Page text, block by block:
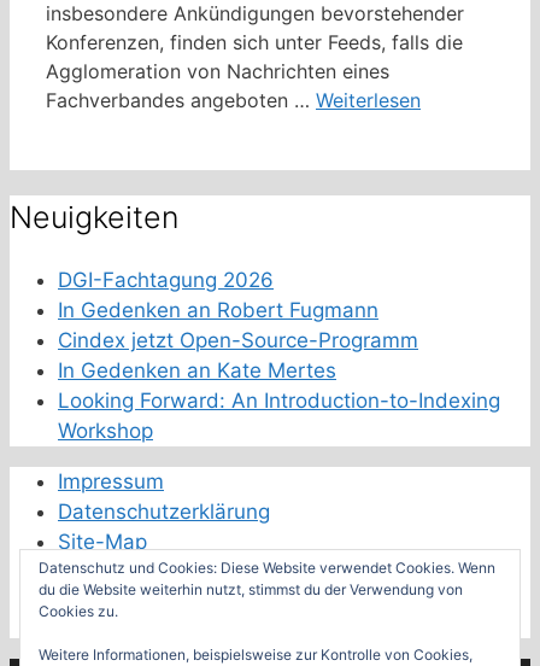
insbesondere Ankündigungen bevorstehender
Konferenzen, finden sich unter Feeds, falls die
Agglomeration von Nachrichten eines
Fachverbandes angeboten … Weiterlesen
Neuigkeiten
DGI-Fachtagung 2026
In Gedenken an Robert Fugmann
Cindex jetzt Open-Source-Programm
In Gedenken an Kate Mertes
Looking Forward: An Introduction-to-Indexing
Workshop
Impressum
Datenschutzerklärung
Site-Map
Schwester-Fachverbände
Feeds der Fachverbände
Datenschutz und Cookies: Diese Website verwendet Cookies. Wenn
du die Website weiterhin nutzt, stimmst du der Verwendung von
Cookies zu.
Weitere Informationen, beispielsweise zur Kontrolle von Cookies,